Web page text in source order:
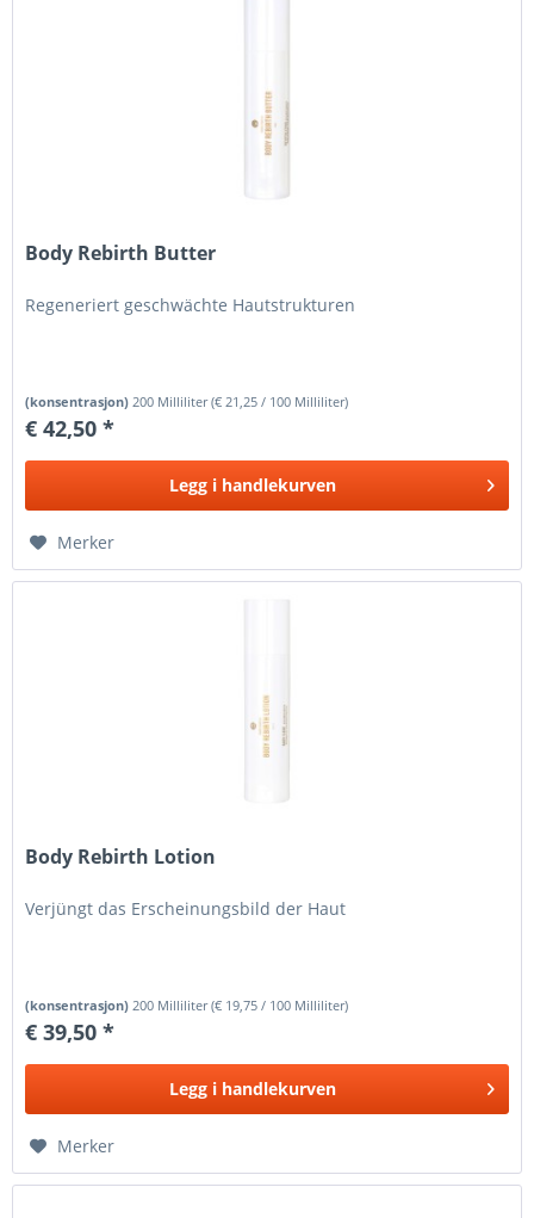
Body Rebirth Butter
Regeneriert geschwächte Hautstrukturen
(konsentrasjon)200 Milliliter(€ 21,25 / 100 Milliliter)
€ 42,50 *
Legg i handlekurven
Merker
Body Rebirth Lotion
Verjüngt das Erscheinungsbild der Haut
(konsentrasjon)200 Milliliter(€ 19,75 / 100 Milliliter)
€ 39,50 *
Legg i handlekurven
Merker